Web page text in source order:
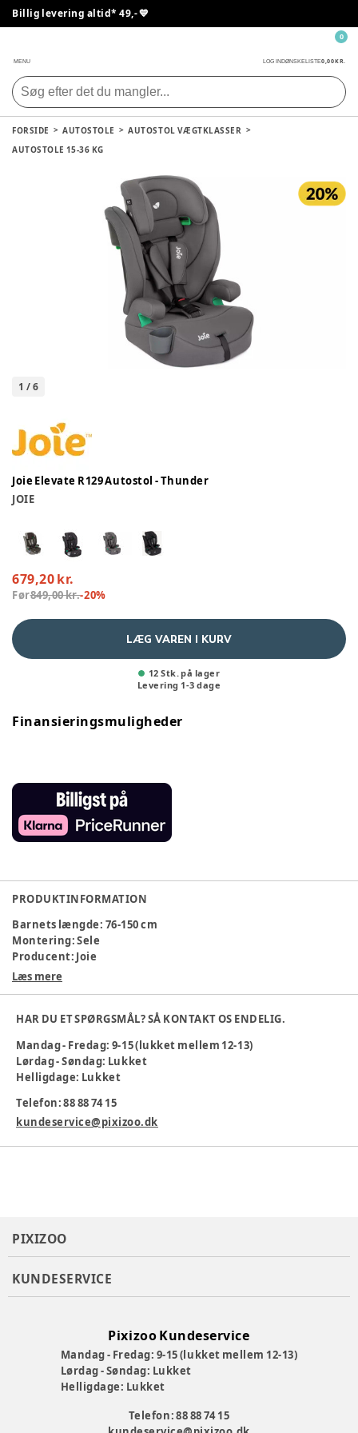
Billig levering altid* 49,- 💙
MENU LOG INDØNSKELISTE0,00 KR.
0
FORSIDE AUTOSTOLE
AUTOSTOL VÆGTKLASSER
AUTOSTOLE 15-36 KG
1 /6
Joie Elevate R129 Autostol - Thunder
JOIE
679,20 kr.
Før849,00 kr.-20%
LÆG VAREN I KURV
12 Stk. på lager
Levering 1-3 dage
Finansieringsmuligheder
PRODUKTINFORMATION
Barnets længde: 76-150 cm
Montering:Sele
Producent: Joie
Produktionsland
Varenummer:384606
Læs mere
HAR DU ET SPØRGSMÅL? SÅ KONTAKT OS ENDELIG.
Mandag - Fredag: 9-15 (lukket mellem 12-13)
Lørdag - Søndag: Lukket
Helligdage: Lukket
Telefon: 88 88 74 15
kundeservice@pixizoo.dk
PIXIZOO
KUNDESERVICE
Pixizoo Kundeservice
Mandag - Fredag: 9-15 (lukket mellem 12-13)
Lørdag - Søndag: Lukket
Helligdage: Lukket
Telefon: 88 88 74 15